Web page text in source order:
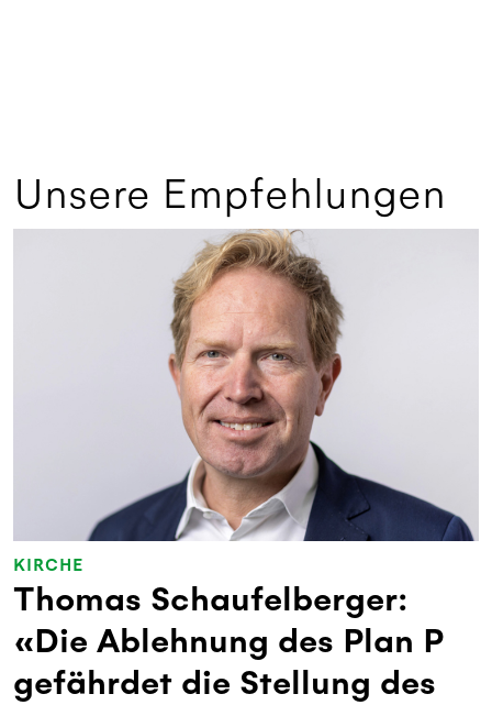
Unsere Empfehlungen
KIRCHE
Thomas Schaufelberger:
«Die Ablehnung des Plan P
gefährdet die Stellung des